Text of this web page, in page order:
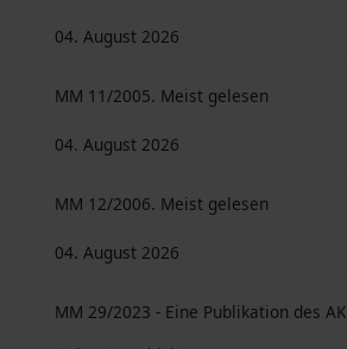
04. August 2026
MM 11/2005. Meist gelesen
04. August 2026
MM 12/2006. Meist gelesen
04. August 2026
MM 29/2023 - Eine Publikation des AK